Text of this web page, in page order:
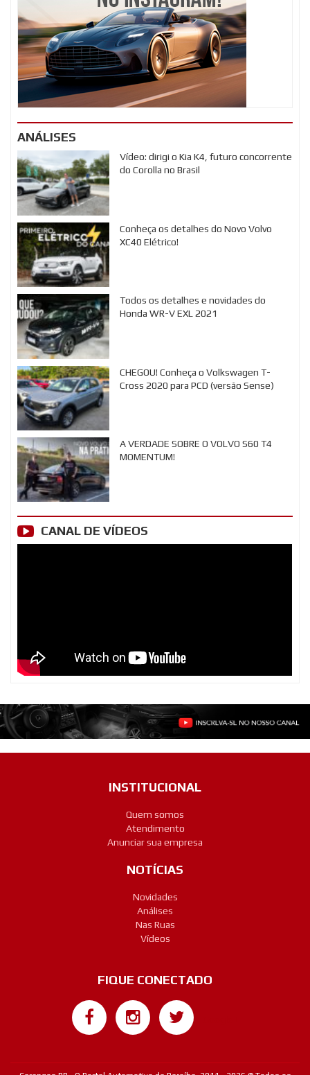
ANÁLISES
Vídeo: dirigi o Kia K4, futuro concorrente
do Corolla no Brasil
Conheça os detalhes do Novo Volvo
XC40 Elétrico!
Todos os detalhes e novidades do
Honda WR-V EXL 2021
CHEGOU! Conheça o Volkswagen T-
Cross 2020 para PCD (versão Sense)
A VERDADE SOBRE O VOLVO S60 T4
MOMENTUM!
CANAL DE VÍDEOS
INSTITUCIONAL
Quem somos
Atendimento
Anunciar sua empresa
NOTÍCIAS
Novidades
Análises
Nas Ruas
Vídeos
FIQUE CONECTADO